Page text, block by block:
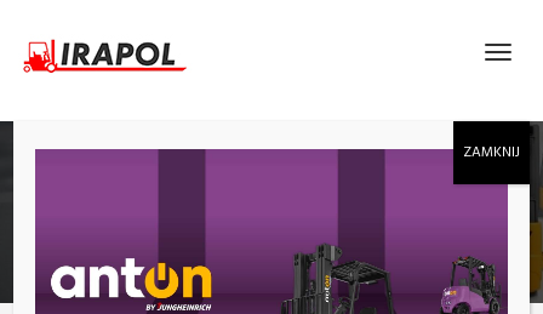
STÓŁ AMEISE, 500KG, BLAT 1300X800MM